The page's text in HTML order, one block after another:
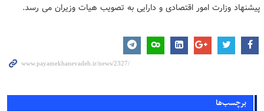
پیشنهاد وزارت امور اقتصادی و دارایی به تصویب هیات وزیران می رسد.
برچسب‌ها